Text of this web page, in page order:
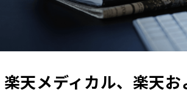
楽天メディカル、楽天